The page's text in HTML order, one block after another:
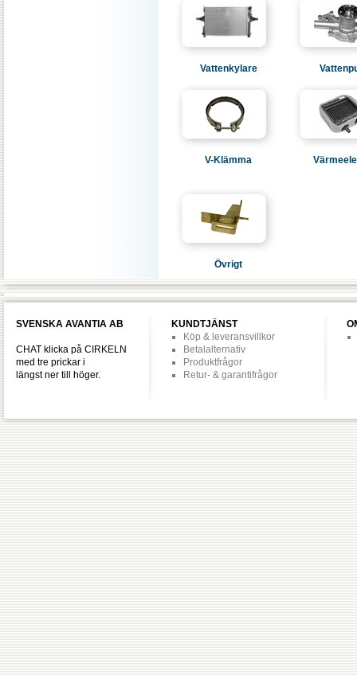
Vattenkylare
V-Klämma
Övrigt
SVENSKA AVANTIA AB
CHAT klicka på CIRKELN
med tre prickar i
längst ner till höger.
KUNDTJÄNST
Köp & leveransvillkor
Betalalternativ
Produktfrågor
Retur- & garantifrågor